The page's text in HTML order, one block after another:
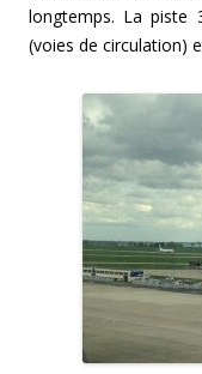
longtemps. La piste
(voies de circulation)